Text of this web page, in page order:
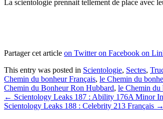
La scientologie prennait tellement de place avec
Partager cet article on Twitter on Facebook on
This entry was posted in Scientologie, Sectes,
Chemin du bonheur Français, le Chemin du
Chemin du Bonheur Ron Hubbard, le Chemin du
Post
navigation
← Scientology Leaks 187 : Ability 176A Minor
Scientology Leaks 188 : Celebrity 213 Français →